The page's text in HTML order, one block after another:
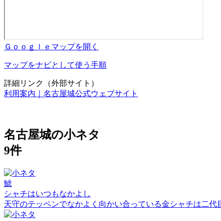
Ｇｏｏｇｌｅマップを開く
マップをナビとして使う手順
詳細リンク（外部サイト）
利用案内｜名古屋城公式ウェブサイト
名古屋城の小ネタ
9件
鯱
シャチはいつもなかよし
天守のテッペンでなかよく向かい合っている金シャチは二